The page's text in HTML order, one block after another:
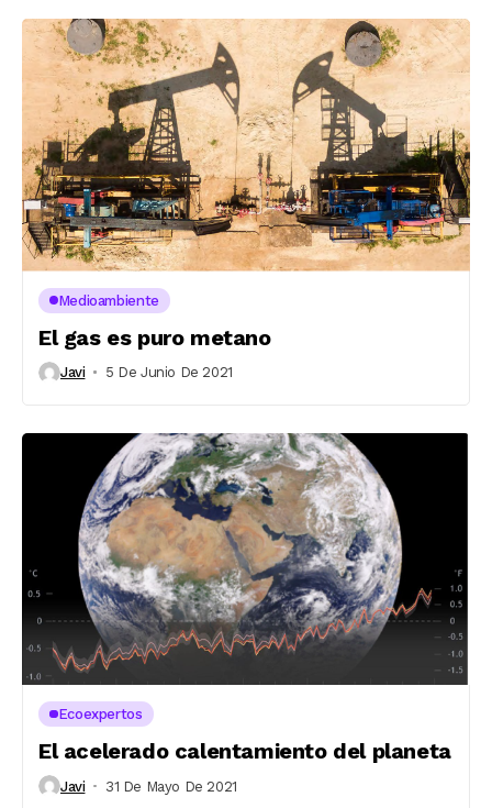
Medioambiente
El gas es puro metano
Javi 5 De Junio De 2021
Ecoexpertos
El acelerado calentamiento del planeta
Javi 31 De Mayo De 2021